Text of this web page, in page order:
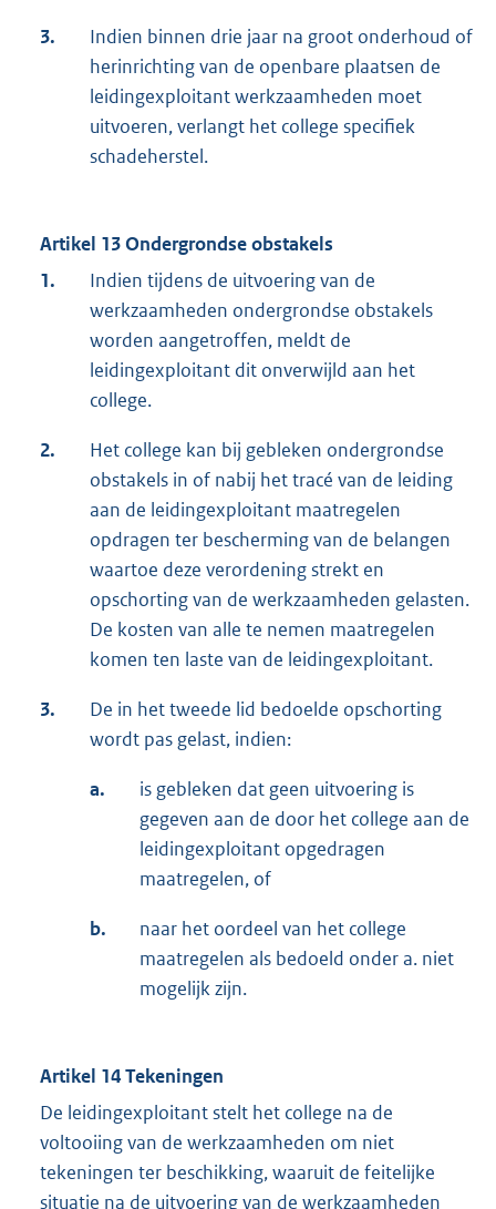
3.
Indien binnen drie jaar na groot onderhoud of
herinrichting van de openbare plaatsen de
leidingexploitant werkzaamheden moet
uitvoeren, verlangt het college specifiek
schadeherstel.
Artikel 13 Ondergrondse obstakels
1.
Indien tijdens de uitvoering van de
werkzaamheden ondergrondse obstakels
worden aangetroffen, meldt de
leidingexploitant dit onverwijld aan het
college.
2.
Het college kan bij gebleken ondergrondse
obstakels in of nabij het tracé van de leiding
aan de leidingexploitant maatregelen
opdragen ter bescherming van de belangen
waartoe deze verordening strekt en
opschorting van de werkzaamheden gelasten.
De kosten van alle te nemen maatregelen
komen ten laste van de leidingexploitant.
3.
De in het tweede lid bedoelde opschorting
wordt pas gelast, indien:
a.
is gebleken dat geen uitvoering is
gegeven aan de door het college aan de
leidingexploitant opgedragen
maatregelen, of
b.
naar het oordeel van het college
maatregelen als bedoeld onder a. niet
mogelijk zijn.
Artikel 14 Tekeningen
De leidingexploitant stelt het college na de
voltooiing van de werkzaamheden om niet
tekeningen ter beschikking, waaruit de feitelijke
situatie na de uitvoering van de werkzaamheden